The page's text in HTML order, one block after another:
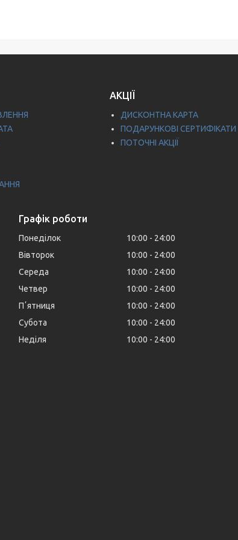
АКЦІЇ
ДИСКОНТНА КАРТА
ПОДАРУНКОВІ СЕРТИФІКАТИ
ПОТОЧНІ АКЦІЇ
Графік роботи
Понеділок 10:00
24:00
Вівторок
10:00
24:00
Середа
10:00
24:00
Четвер
10:00
24:00
Пʼятниця
10:00
24:00
Субота
10:00
24:00
Неділя
10:00 24:00